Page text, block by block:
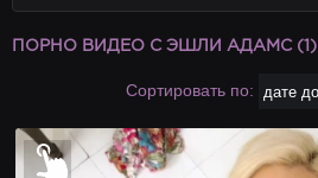
ПОРНО ВИДЕО С ЭШЛИ АДАМС (1)
Сортировать по: